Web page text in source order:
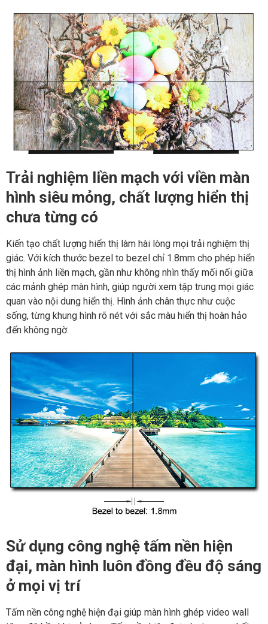
Trải nghiệm liền mạch với viền màn
hình siêu mỏng, chất lượng hiển thị
chưa từng có
Kiến tạo chất lượng hiển thị làm hài lòng mọi trải nghiệm thị
giác. Với kích thước bezel to bezel chỉ 1.8mm cho phép hiển
thị hình ảnh liền mạch, gần như không nhìn thấy mối nối giữa
các mảnh ghép màn hình, giúp người xem tập trung mọi giác
quan vào nội dung hiển thị. Hình ảnh chân thực như cuộc
sống, từng khung hình rõ nét với sắc màu hiển thị hoàn hảo
đến không ngờ.
Sử dụng công nghệ tấm nền hiện
đại, màn hình luôn đồng đều độ sáng
ở mọi vị trí
Tấm nền công nghệ hiện đại giúp màn hình ghép video wall